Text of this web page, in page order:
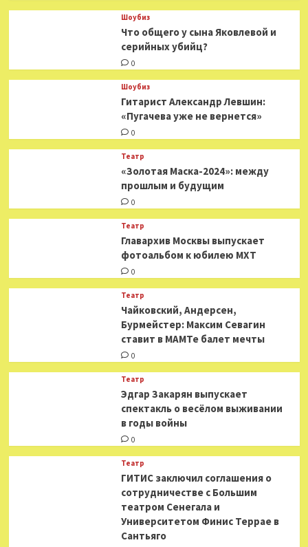
Шоубиз
Что общего у сына Яковлевой и
серийных убийц?
0
Шоубиз
Гитарист Александр Левшин:
«Пугачева уже не вернется»
0
Театр
«Золотая Маска-2024»: между
прошлым и будущим
0
Театр
​​Главархив Москвы выпускает
фотоальбом к юбилею МХТ
0
Театр
​​Чайковский, Андерсен,
Бурмейстер: Максим Севагин
ставит в МАМТе балет мечты
0
Театр
Эдгар Закарян выпускает
спектакль о весёлом выживании
в годы войны
0
Театр
ГИТИС заключил соглашения о
сотрудничестве с Большим
театром Сенегала и
Университетом Финис Террае в
Сантьяго